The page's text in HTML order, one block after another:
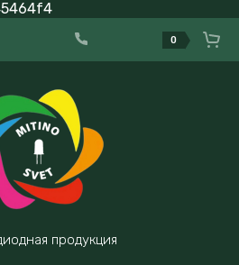
продукция
0